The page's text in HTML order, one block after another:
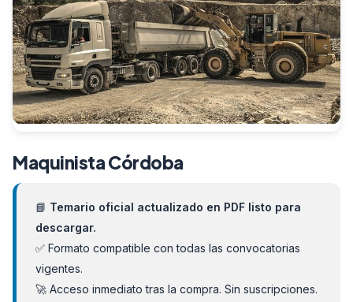
Maquinista Córdoba
📘 Temario oficial actualizado en PDF listo para
descargar.
✅ Formato compatible con todas las convocatorias
vigentes.
🚀 Acceso inmediato tras la compra. Sin suscripciones.